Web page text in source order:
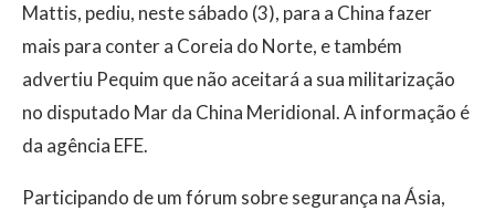
Mattis, pediu, neste sábado (3), para a China fazer
mais para conter a Coreia do Norte, e também
advertiu Pequim que não aceitará a sua militarização
no disputado Mar da China Meridional. A informação é
da agência EFE.
Participando de um fórum sobre segurança na Ásia,